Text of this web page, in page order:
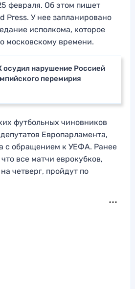
февраля. Об этом пишет
Press. У нее запланировано
исполкома, которое
московскому времени.
осудил нарушение Россией
перемирия
футбольных чиновников
Европарламента,
с обращением к УЕФА. Ранее
все матчи еврокубков,
четверг, пройдут по